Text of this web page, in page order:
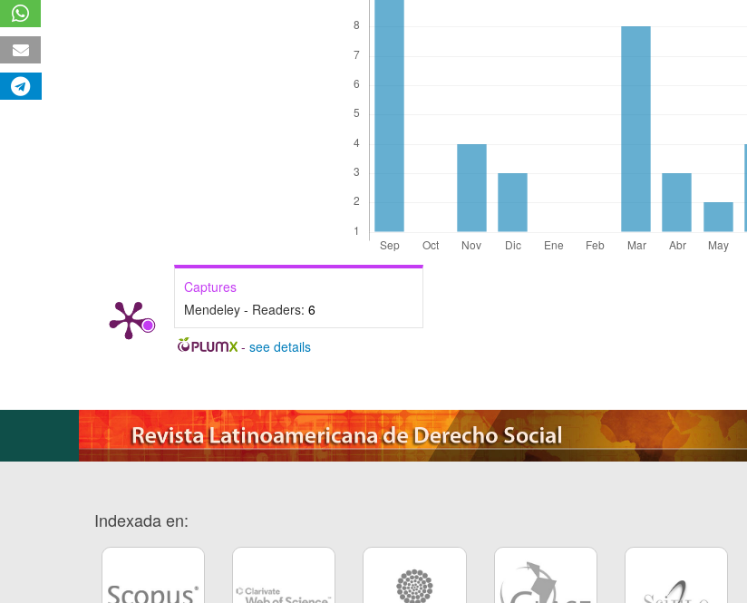
Captures
Mendeley - Readers: 6
- see details
Indexada en: